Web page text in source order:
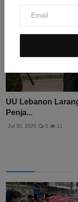
UU Lebanon
Penja...
Jul 30, 2026 0 11